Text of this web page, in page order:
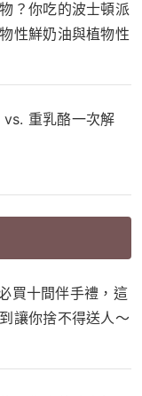
？你吃的波士頓派
性鮮奶油與植物性
重乳酪一次解
買十間伴手禮，這
讓你捨不得送人～